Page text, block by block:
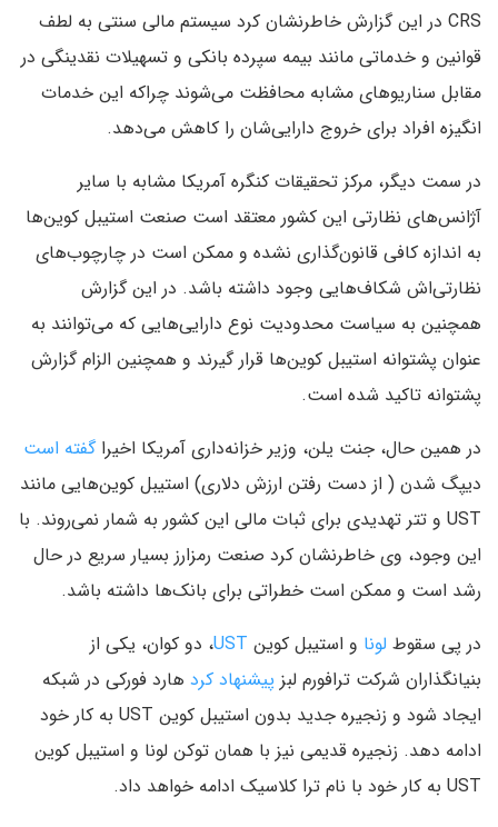
CRS در این گزارش خاطرنشان کرد سیستم مالی سنتی به لطف
قوانین و خدماتی مانند بیمه سپرده بانکی و تسهیلات نقدینگی در
مقابل سناریوهای مشابه محافظت می‌شوند چراکه این خدمات
انگیزه افراد برای خروج دارایی‌شان را کاهش می‌دهد.
در سمت دیگر، مرکز تحقیقات کنگره آمریکا مشابه با سایر
آژانس‌های نظارتی این کشور معتقد است صنعت استیبل کوین‌ها
به اندازه کافی قانون‌گذاری نشده و ممکن است در چارچوب‌های
نظارتی‌اش شکاف‌هایی وجود داشته باشد. در این گزارش
همچنین به سیاست محدودیت نوع دارایی‌هایی که می‌توانند به
عنوان پشتوانه استیبل کوین‌ها قرار گیرند و همچنین الزام گزارش
پشتوانه تاکید شده است.
در همین حال، جنت یلن، وزیر خزانه‌داری آمریکا اخیراگفته است
دیپگ شدن ( از دست رفتن ارزش دلاری) استیبل کوین‌هایی مانند
UST و تتر تهدیدی برای ثبات مالی این کشور به شمار نمی‌روند. با
این وجود، وی خاطرنشان کرد صنعت رمزارز بسیار سریع در حال
رشد است و ممکن است خطراتی برای بانک‌ها داشته باشد.
در پی سقوط لونا و استیبل کوین UST، دو کوان، یکی از
بنیانگذاران شرکت ترافورم لبز پیشنهاد کرد هارد فورکی در شبکه
ایجاد شود و زنجیره جدید بدون استیبل کوین UST به کار خود
ادامه دهد. زنجیره قدیمی نیز با همان توکن لونا و استیبل کوین
UST به کار خود با نام ترا کلاسیک ادامه خواهد داد.